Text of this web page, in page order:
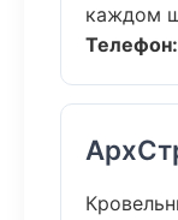
каждом
Телефон: